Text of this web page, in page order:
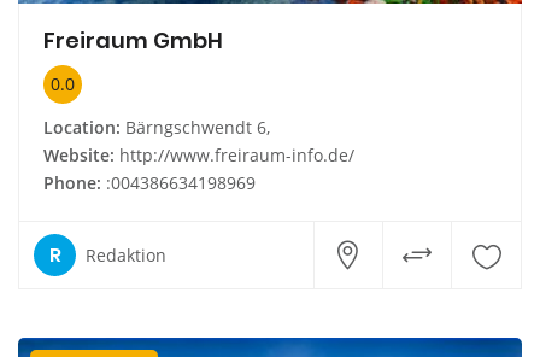
Freiraum GmbH
0.0
Location: Bärngschwendt 6,
Website: http://www.freiraum-info.de/
Phone: :004386634198969
R Redaktion